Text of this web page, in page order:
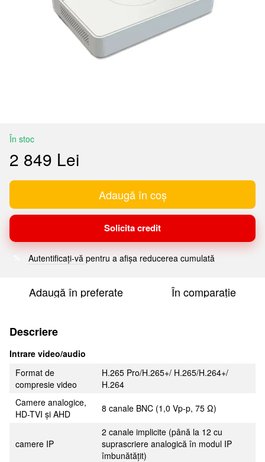
În stoc
2 849 Lei
Adaugă în coș
Solicita credit
Autentificați-vă pentru a afișa reducerea cumulată
Adaugă în preferate În comparație
Descriere
Intrare video/audio
Format de
compresie video
H.265 Pro/H.265+/ H.265/H.264+/
H.264
Camere analogice,
HD-TVI și AHD
8 canale BNC (1,0 Vp-p, 75 Ω)
camere IP
2 canale implicite (până la 12 cu
suprascriere analogică în modul IP
îmbunătățit)